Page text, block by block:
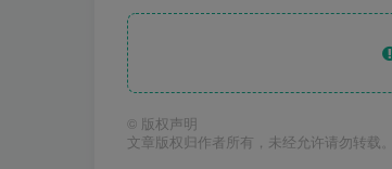
© 版权声明
文章版权归作者所有，未经允许请勿转载。